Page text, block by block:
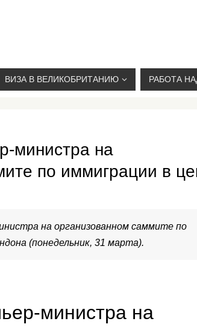
КУРСКАЯ, +7(926)734-03-33,
ВИЗА В ВЕЛИКОБРИТАНИЮ РАБОТА
министра на
по иммиграции в
на организованном саммите по
(понедельник, 31 марта).
министра на